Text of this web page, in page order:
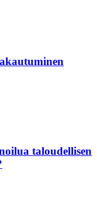
taloudellisen